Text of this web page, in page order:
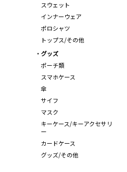
スウェット
インナーウェア
ポロシャツ
トップス/その他
グッズ
ポーチ類
スマホケース
傘
サイフ
マスク
キーケース/キーアクセサリ
ー
カードケース
グッズ/その他